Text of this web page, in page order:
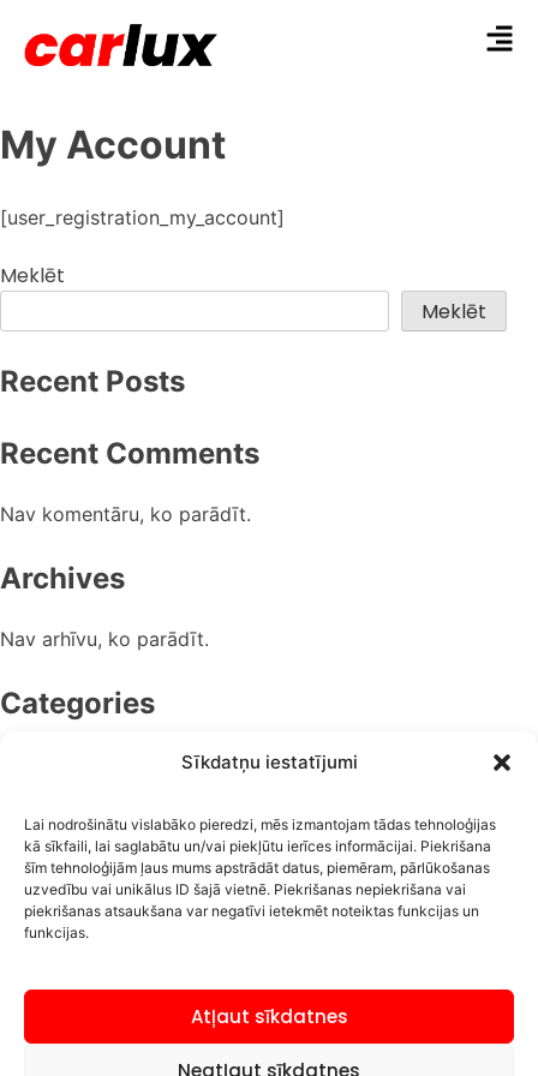
Sīkdatņu iestatījumi
Lai nodrošinātu vislabāko pieredzi, mēs izmantojam tādas tehnoloģijas
kā sīkfaili, lai saglabātu un/vai piekļūtu ierīces informācijai. Piekrišana
šīm tehnoloģijām ļaus mums apstrādāt datus, piemēram, pārlūkošanas
uzvedību vai unikālus ID šajā vietnē. Piekrišanas nepiekrišana vai
piekrišanas atsaukšana var negatīvi ietekmēt noteiktas funkcijas un
funkcijas.
Atļaut sīkdatnes
Neatļaut sīkdatnes
My Account
[user_registration_my_account]
Meklēt
Meklēt
Recent Posts
Recent Comments
Nav komentāru, ko parādīt.
Archives
Nav arhīvu, ko parādīt.
Categories
Nav kategorijas
Auto līzings
Pieteikties līzingam
Auto tirdzniecība
+371 27 90 33 33
Liepāja, LV-3401
SIA “CarLuxLV”